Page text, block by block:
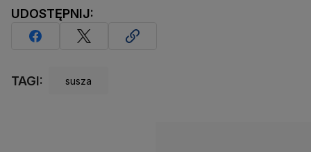
UDOSTĘPNIJ:
TAGI: susza